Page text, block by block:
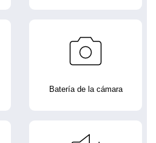
Batería de la cámara